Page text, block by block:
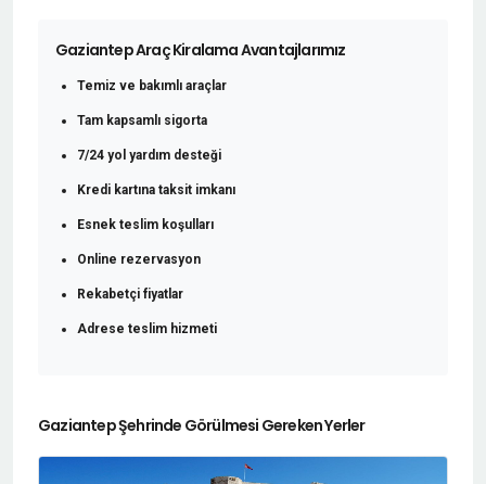
Gaziantep Araç Kiralama Avantajlarımız
Temiz ve bakımlı araçlar
Tam kapsamlı sigorta
7/24 yol yardım desteği
Kredi kartına taksit imkanı
Esnek teslim koşulları
Online rezervasyon
Rekabetçi fiyatlar
Adrese teslim hizmeti
Gaziantep Şehrinde Görülmesi Gereken Yerler